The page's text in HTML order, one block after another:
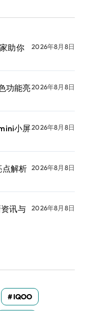
助你
2026年8月8日
功能亮2026年8月8日
小屏2026年8月8日
点解析 2026年8月8日
讯与
2026年8月8日
IQOO